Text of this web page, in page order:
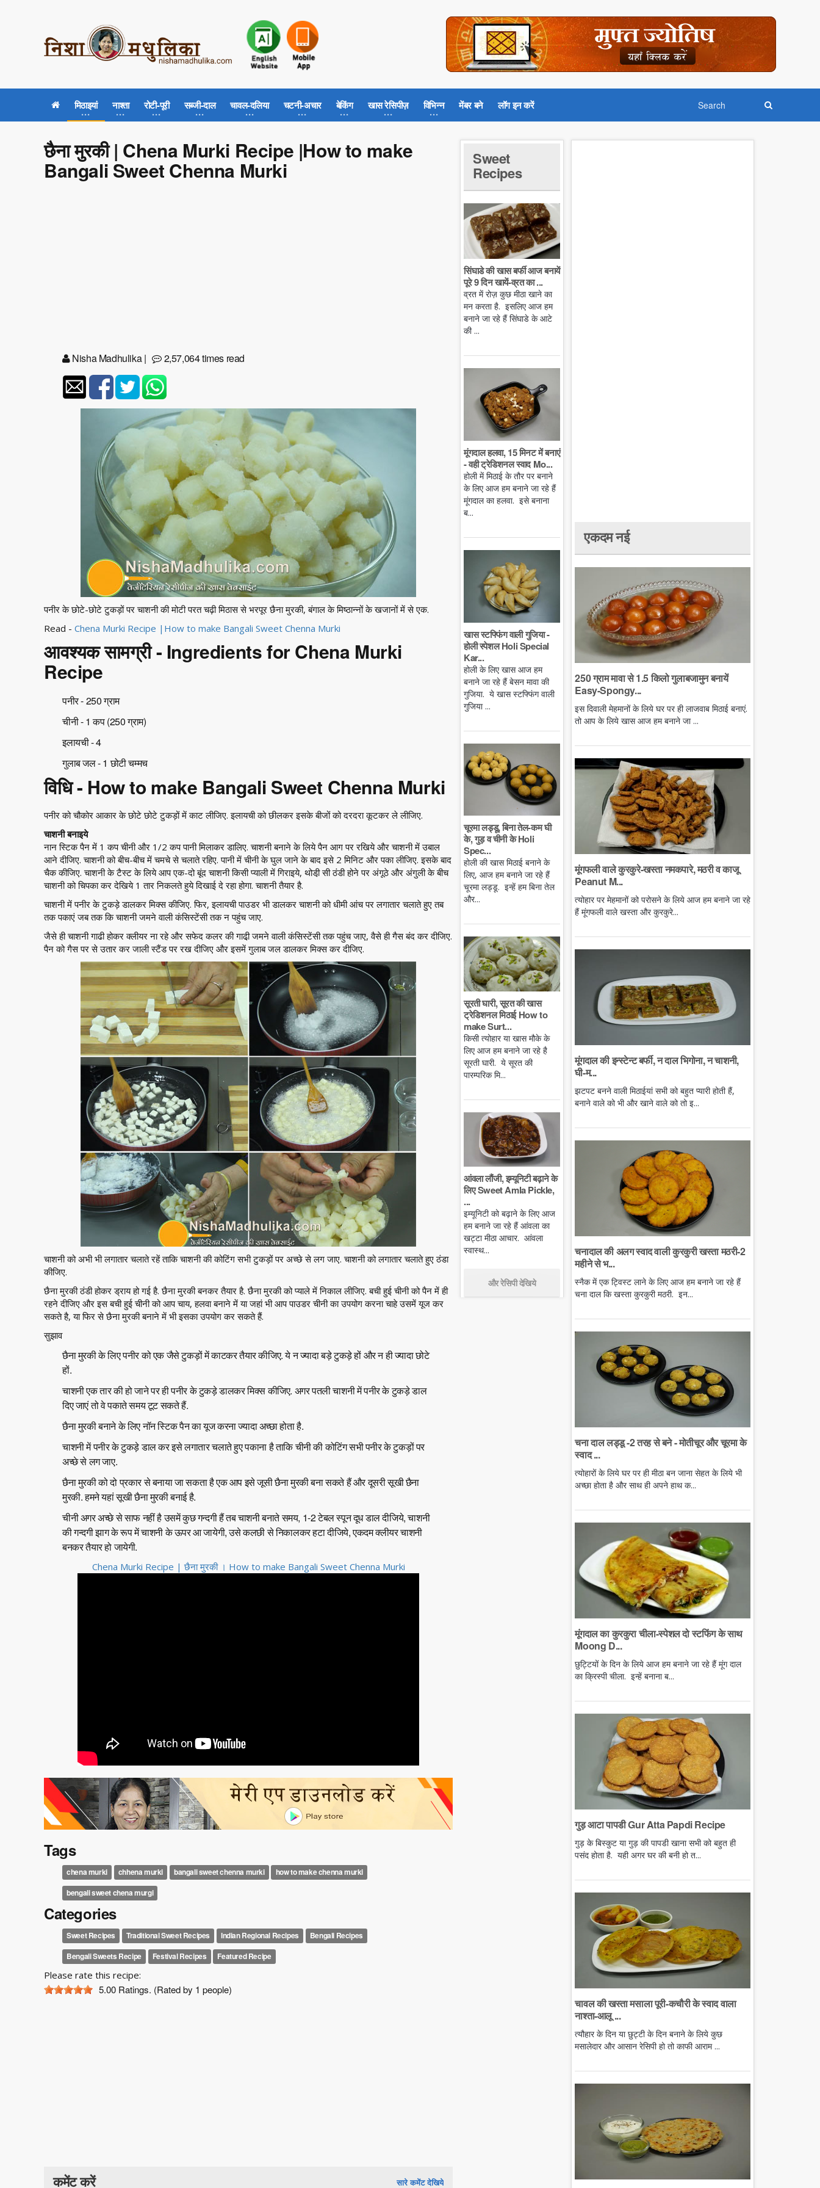
मिठाइयां नाश्ता रोटी-पूरी सब्जी-दाल चावल-दलिया चटनी-अचार बेकिंग खास रेसिपीज़ विभिन्न मेंबर बने लॉग इन करें
छैना मुरकी | Chena Murki Recipe |How to make
Bangali Sweet Chenna Murki
Nisha Madhulika| 2,57,064 times read
पनीर के छोटे-छोटे टुकड़ों पर चाशनी की मोटी परत चढ़ी मिठास से भरपूर छैना मुरकी, बंगाल के मिष्ठान्नों के खजानों में से एक.
Read - Chena Murki Recipe |How to make Bangali Sweet Chenna Murki
आवश्यक सामग्री - Ingredients for Chena Murki
Recipe
पनीर - 250 ग्राम
चीनी - 1 कप (250 ग्राम)
इलायची - 4
गुलाब जल - 1 छोटी चम्मच
विधि - How to make Bangali Sweet Chenna Murki
पनीर को चौकोर आकार के छोटे छोटे टुकड़ों में काट लीजिए. इलायची को छीलकर इसके बीजों को दरदरा कूटकर ले लीजिए.
चाशनी बनाइये
नान स्टिक पैन में 1 कप चीनी और 1/2 कप पानी मिलाकर डालिए. चाशनी बनाने के लिये पैन आग पर रखिये और चाशनी में उबाल
आने दीजिए. चाशनी को बीच-बीच में चमचे से चलाते रहिए. पानी में चीनी के घुल जाने के बाद इसे 2 मिनिट और पका लीजिए. इसके बाद
चैक कीजिए. चाशनी के टैस्ट के लिये आप एक-दो बूंद चाशनी किसी प्याली में गिराइये, थोडी़ सी ठंडी होने पर अंगूठे और अंगुली के बीच
चाशनी को चिपका कर देखिये 1 तार निकलते हुये दिखाई दे रहा होगा. चाशनी तैयार है.
चाशनी में पनीर के टुकड़े डालकर मिक्स कीजिए. फिर, इलायची पाउडर भी डालकर चाशनी को धीमी आंच पर लगातार चलाते हुए तब
तक पकाएं जब तक कि चाशनी जमने वाली कंसिस्टेंसी तक न पहुंच जाए.
जैसे ही चाशनी गाढी होकर क्लीयर ना रहे और सफेद कलर की गाढी़ जमने वाली कंसिस्टेंसी तक पहुंच जाए, वैसे ही गैस बंद कर दीजिए.
पैन को गैस पर से उतार कर जाली स्टैंड पर रख दीजिए और इसमें गुलाब जल डालकर मिक्स कर दीजिए.
चाशनी को अभी भी लगातार चलाते रहें ताकि चाशनी की कोटिंग सभी टुकड़ों पर अच्छे से लग जाए. चाशनी को लगातार चलाते हुए ठंडा
कीजिए.
छैना मुरकी ठंडी होकर ड्राय हो गई है. छैना मुरकी बनकर तैयार है. छैना मुरकी को प्याले में निकाल लीजिए. बची हुई चीनी को पैन में ही
रहने दीजिए और इस बची हुई चीनी को आप चाय, हलवा बनाने में या जहां भी आप पाउडर चीनी का उपयोग करना चाहे उसमें यूज कर
सकते है, या फिर से छैना मुरकी बनाने में भी इसका उपयोग कर सकते हैं.
सुझाव
छैना मुरकी के लिए पनीर को एक जैसे टुकड़ों में काटकर तैयार कीजिए. ये न ज्यादा बड़े टुकड़े हों और न ही ज्यादा छोटे
हों.
चाशनी एक तार की हो जाने पर ही पनीर के टुकड़े डालकर मिक्स कीजिए. अगर पतली चाशनी में पनीर के टुकड़े डाल
दिए जाएं तो वे पकाते समय टूट सकते हैं.
छैना मुरकी बनाने के लिए नॉन स्टिक पैन का यूज करना ज्यादा अच्छा होता है.
चाशनी में पनीर के टुकड़े डाल कर इसे लगातार चलाते हुए पकाना है ताकि चीनी की कोटिंग सभी पनीर के टुकड़ों पर
अच्छे से लग जाए.
छैना मुरकी को दो प्रकार से बनाया जा सकता है एक आप इसे जूसी छैना मुरकी बना सकते हैं और दूसरी सूखी छैना
मुरकी. हमने यहां सूखी छैना मुरकी बनाई है.
चीनी अगर अच्छे से साफ नहीं है उसमें कुछ गन्दगी हैं तब चाशनी बनाते समय, 1-2 टेबल स्पून दूध डाल दीजिये, चाशनी
की गन्दगी झाग के रूप में चाशनी के ऊपर आ जायेगी, उसे कलछी से निकालकर हटा दीजिये, एकदम क्लीयर चाशनी
बनकर तैयार हो जायेगी.
Chena Murki Recipe | छैना मुरकी । How to make Bangali Sweet Chenna Murki
Tags
chena murki chhena murki bangali sweet chenna murki
how to make chenna murki
bengali sweet chena murgi
Categories
Sweet Recipes Traditional Sweet Recipes Indian Regional Recipes
Bengali Recipes
Bengali Sweets Recipe
Festival Recipes Featured Recipe
Please rate this recipe:
5.00 Ratings. (Rated by 1 people)
कमेंट करें सारे कमेंट देखिये
Sweet
Recipes
सिंघाडे की खास बर्फी आज बनायें
पूरे 9 दिन खायें-व्रत का ...
व्रत में रोज़ कुछ मीठा खाने का
मन करता है. इसलिए आज हम
बनाने जा रहे हैं सिंघाडे के आटे
की ...
मूंगदाल हलवा, 15 मिनट में बनाएं
- वही ट्रेडिशनल स्वाद Mo...
होली में मिठाई के तौर पर बनाने
के लिए आज हम बनाने जा रहे हैं
मूंगदाल का हलवा. इसे बनाना
ब...
खास स्टफ्फिंग वाली गुजिया -
होली स्पेशल Holi Special
Kar...
होली के लिए खास आज हम
बनाने जा रहे हैं बेसन मावा की
गुजिया. ये खास स्टफ्फिंग वाली
गुजिया ...
चूरमा लड्डू, बिना तेल-कम घी
के, गुड़ व चीनी के Holi
Spec...
होली की खास मिठाई बनाने के
लिए, आज हम बनाने जा रहे हैं
चूरमा लड्डू. इन्हें हम बिना तेल
और...
सूरती घारी, सूरत की खास
ट्रेडिशनल मिठाई How to
make Surt...
किसी त्योहार या खास मौके के
लिए आज हम बनाने जा रहे है
सूरती घारी. ये सूरत की
पारम्परिक मि...
आंवला लौंजी, इम्यूनिटी बढ़ाने के
लिए Sweet Amla Pickle,
...
इम्यूनिटी को बढ़ाने के लिए आज
हम बनाने जा रहे हैं आंवला का
खट्टा मीठा आचार. आंवला
स्वास्थ...
और रेसिपी देखिये
एकदम नई
250 ग्राम मावा से 1.5 किलो गुलाबजामुन बनायें
Easy-Spongy...
इस दिवाली मेहमानों के लिये घर पर ही लाजवाब मिठाई बनाएं.
तो आप के लिये खास आज हम बनाने जा ...
मूंगफली वाले कुरकुरे-खस्ता नमकपारे, मठरी व काजू
Peanut M...
त्योहार पर मेहमानों को परोसने के लिये आज हम बनाने जा रहे
हैं मूंगफली वाले खस्ता और कुरकुरे...
मूंगदाल की इन्स्टेन्ट बर्फी, न दाल भिगोना, न चाशनी,
घी-म...
झटपट बनने वाली मिठाईयां सभी को बहुत प्यारी होती हैं,
बनाने वाले को भी और खाने वाले को तो इ...
चनादाल की अलग स्वाद वाली कुरकुरी खस्ता मठरी-2
महीने से भ...
स्नैक में एक ट्विस्ट लाने के लिए आज हम बनाने जा रहे हैं
चना दाल कि खस्ता कुरकुरी मठरी. इन...
चना दाल लड्डू -2 तरह से बने - मोतीचूर और चूरमा के
स्वाद ...
त्योहारों के लिये घर पर ही मीठा बन जाना सेहत के लिये भी
अच्छा होता है और साथ ही अपने हाथ क...
मूंगदाल का कुरकुरा चीला-स्पेशल दो स्टफिंग के साथ
Moong D...
छुट्टियों के दिन के लिये आज हम बनाने जा रहे हैं मूंग दाल
का क्रिस्पी चीला. इन्हें बनाना ब...
गुड़ आटा पापडी Gur Atta Papdi Recipe
गुड़ के बिस्कुट या गुड़ की पापडी खाना सभी को बहुत ही
पसंद होता है. यही अगर घर की बनी हो त...
चावल की खस्ता मसाला पूरी-कचौरी के स्वाद वाला
नाश्ता-आलू ...
त्यौहार के दिन या छुट्टी के दिन बनाने के लिये कुछ
मसालेदार और आसान रेसिपी हो तो काफी आराम ...